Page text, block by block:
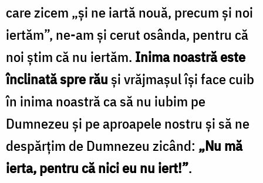
care zicem „și ne iartă nouă, precum și noi
iertăm”, ne-am și cerut osânda, pentru că
noi știm că nu iertăm. Inima noastră este
înclinată spre răuși vrăjmașul își face cuib
în inima noastră ca să nu iubim pe
Dumnezeu și pe aproapele nostru și să ne
despărțim de Dumnezeu zicând: „Nu mă
ierta, pentru că nici eu nu iert!”.